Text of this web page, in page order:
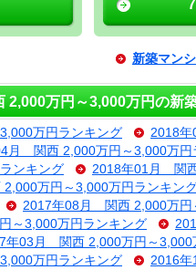
新築マン
2,000万円～3,000万円の新
万円ランキング
2018
月 関西 2,000万円～3,000万円
ンキング
2018年01月 関
万円～3,000万円ランキン
2017年08月 関西 2,000万円
～3,000万円ランキング
年03月 関西 2,000万円～3,000
万円ランキング
2016